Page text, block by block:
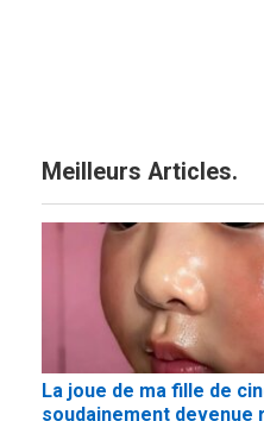
Meilleurs Articles.
La joue de ma fille de
soudainement devenue